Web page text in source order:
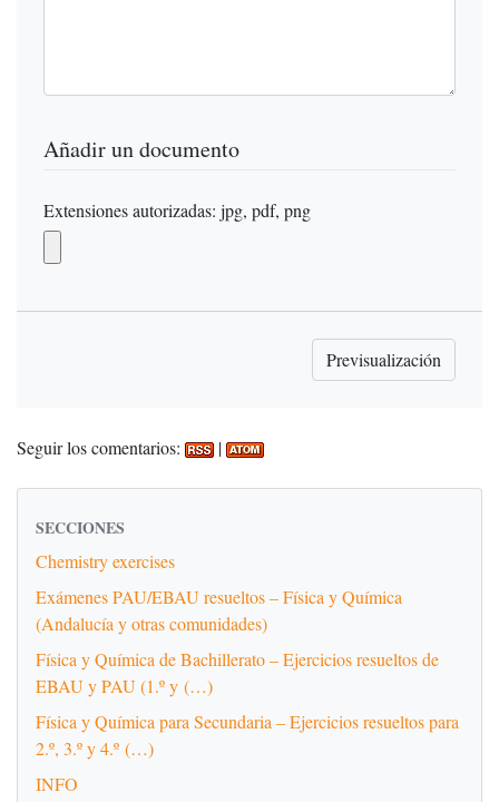
Añadir un documento
Extensiones autorizadas: jpg, pdf, png
Seguir los comentarios: |
SECCIONES
Chemistry exercises
Exámenes PAU/EBAU resueltos – Física y Química
(Andalucía y otras comunidades)
Física y Química de Bachillerato – Ejercicios resueltos de
EBAU y PAU (1.º y (…)
Física y Química para Secundaria – Ejercicios resueltos para
2.º, 3.º y 4.º (…)
INFO